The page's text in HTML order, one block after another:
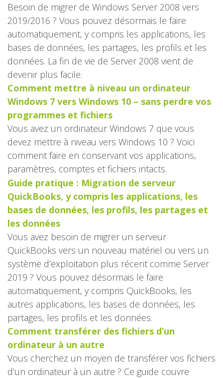
Besoin de migrer de Windows Server 2008 vers
2019/2016 ? Vous pouvez désormais le faire
automatiquement, y compris les applications, les
bases de données, les partages, les profils et les
données. La fin de vie de Server 2008 vient de
devenir plus facile.
Comment mettre à niveau un ordinateur
Windows 7 vers Windows 10 – sans perdre vos
programmes et fichiers
Vous avez un ordinateur Windows 7 que vous
devez mettre à niveau vers Windows 10 ? Voici
comment faire en conservant vos applications,
paramètres, comptes et fichiers intacts.
Guide pratique : Migration de serveur
QuickBooks, y compris les applications, les
bases de données, les profils, les partages et
les données
Vous avez besoin de migrer un serveur
QuickBooks vers un nouveau matériel ou vers un
système d’exploitation plus récent comme Server
2019 ? Vous pouvez désormais le faire
automatiquement, y compris QuickBooks, les
autres applications, les bases de données, les
partages, les profils et les données.
Comment transférer des fichiers d’un
ordinateur à un autre
Vous cherchez un moyen de transférer vos fichiers
d’un ordinateur à un autre ? Ce guide couvre